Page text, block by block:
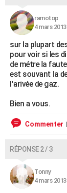
S'inscrire
Se connecter
Lycées
Collèges
Primaires
Universités
Entreprises
Service militaire
Avis de recherche
AVIS DE DÉCÈS
FORUM
Bricolage
Lifestyle
Culture
Sport
Auto
Television
Voyage
Cinema
ramotop
4 mars
sur la plupart
pour voir si les
de métre la
est souvant la
l'arivée de gaz.
Bien a vous.
Commenter
RÉPONSE 2 / 3
Tonny
4 mars